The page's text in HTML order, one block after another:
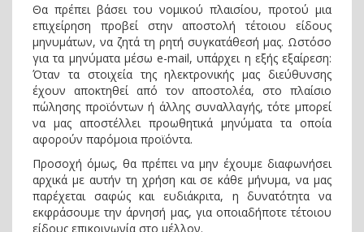
Θα πρέπει βάσει του νομικού πλαισίου, προτού μια
επιχείρηση προβεί στην αποστολή τέτοιου είδους
μηνυμάτων, να ζητά τη ρητή συγκατάθεσή μας. Ωστόσο
για τα μηνύματα μέσω e-mail, υπάρχει η εξής εξαίρεση:
Όταν τα στοιχεία της ηλεκτρονικής μας διεύθυνσης
έχουν αποκτηθεί από τον αποστολέα, στο πλαίσιο
πώλησης προϊόντων ή άλλης συναλλαγής, τότε μπορεί
να μας αποστέλλει προωθητικά μηνύματα τα οποία
αφορούν παρόμοια προϊόντα.
Προσοχή όμως, θα πρέπει να μην έχουμε διαφωνήσει
αρχικά με αυτήν τη χρήση και σε κάθε μήνυμα, να μας
παρέχεται σαφώς και ευδιάκριτα, η δυνατότητα να
εκφράσουμε την άρνησή μας, για οποιαδήποτε τέτοιου
είδους επικοινωνία στο μέλλον.